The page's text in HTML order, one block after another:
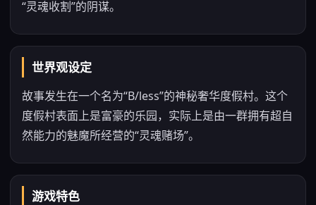
“灵魂收割”的阴谋。
世界观设定
故事发生在一个名为“B/less”的神秘奢华度假村。这个
度假村表面上是富豪的乐园，实际上是由一群拥有超自
然能力的魅魔所经营的“灵魂赌场”。
游戏特色